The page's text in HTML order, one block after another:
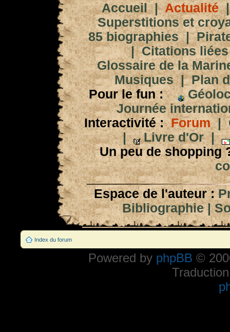
Accueil|Actualité
Superstitions et
85 biographies|
|Citations
Glossaire de la
Musiques|Plan
Pour le fun :
Journée
Interactivité : Forum|
|
Livre d'Or|
Un peu de shopping
Espace de l'auteur :
Bibliographie|
Index du forum
Powered by phpBB ©